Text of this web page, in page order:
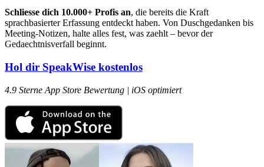
Schliesse dich 10.000+ Profis an, die bereits die Kraft
sprachbasierter Erfassung entdeckt haben. Von Duschgedanken bis
Meeting-Notizen, halte alles fest, was zaehlt – bevor der
Gedaechtnisverfall beginnt.
Hol dir SpeakWise kostenlos
4.9 Sterne App Store Bewertung | iOS optimiert